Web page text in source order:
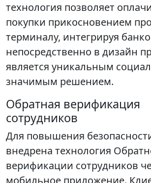
технология позволяет
покупки прикосновением
терминалу, интегрируя
непосредственно в дизайн
является уникальным
значимым решением.
Обратная верификация
сотрудников
Для повышения
внедрена технология
верификации сотрудников